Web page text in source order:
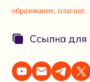
образование, плагиат
Ссылка для